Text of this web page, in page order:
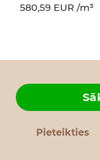
580,59 EUR /m³
Pieteikties